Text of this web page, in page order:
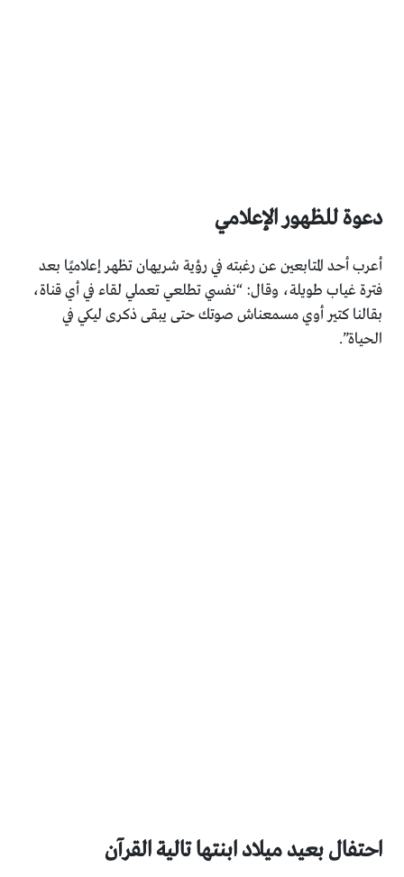
دعوة للظهور الإعلامي
أعرب أحد المتابعين عن رغبته في رؤية شريهان تظهر إعلاميًا بعد
فترة غياب طويلة، وقال: “نفسي تطلعي تعملي لقاء في أي قناة،
بقالنا كتير أوي مسمعناش صوتك حتى يبقى ذكرى ليكي في
الحياة”.
احتفال بعيد ميلاد ابنتها تالية القرآن